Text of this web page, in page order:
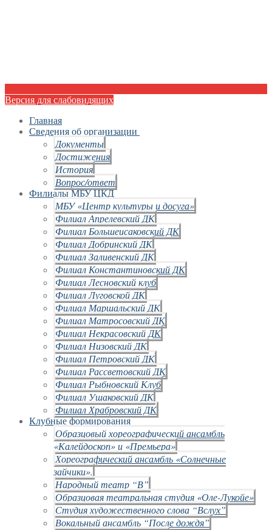
Версия для слабовидящих
Главная
Сведения об организации
Документы
Достижения
История
Вопрос/ответ
Филиалы МБУ ЦКД
МБУ «Центр культуры и досуга»
Филиал Апрелевский ДК
Филиал Большеисаковский ДК
Филиал Добринский ДК
Филиал Заливенский ДК
Филиал Константиновский ДК
Филиал Лесновский клуб
Филиал Луговской ДК
Филиал Маршальский ДК
Филиал Матросовский ДК
Филиал Некрасовский ДК
Филиал Низовский ДК
Филиал Петровский ДК
Филиал Рассветовский ДК
Филиал Рыбновский Клуб
Филиал Ушаковский ДК
Филиал Храбровский ДК
Клубные формирования
Образцовый хореографический ансамбль
«Калейдоскоп» и «Премьера»
Хореографический ансамбль «Солнечные
зайчики».
Народный театр “В”
Образцовая театральная студия «Оле-Лукойе»
Студия художественного слова “Вслух”
Вокальный ансамбль “После дождя”